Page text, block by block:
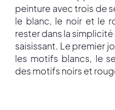
peinture avec trois de
le blanc, le noir et le
rester dans la
saisissant. Le premier
les motifs blancs, le
des motifs noirs et